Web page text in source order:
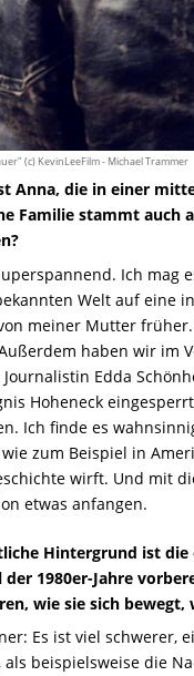
(c) KevinLeeFilm - Michael Trammer
Anna, die in einer
Familie stammt auch
Ich
Welt auf eine
meiner Mutter
haben wir im
Edda
Hoheneck
Ich finde es
zum Beispiel in
wirft. Und mit
etwas anfangen.
Hintergrund ist
der 1980er-Jahre
wie sie sich bewegt,
Es ist viel schwerer,
beispielsweise die